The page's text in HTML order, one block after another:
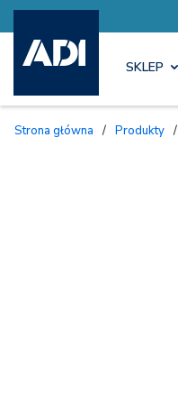
SKLEP
Strona główna / Produkty /